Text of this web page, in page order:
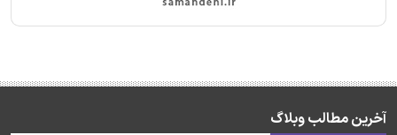
آخرین مطالب وبلاگ